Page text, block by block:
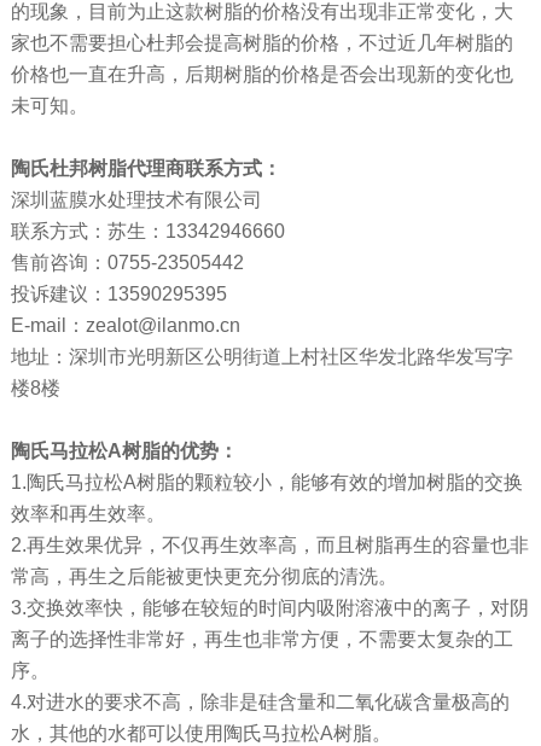
的现象，目前为止这款树脂的价格没有出现非正常变化，大
家也不需要担心杜邦会提高树脂的价格，不过近几年树脂的
价格也一直在升高，后期树脂的价格是否会出现新的变化也
未可知。
陶氏杜邦树脂代理商联系方式：
深圳蓝膜水处理技术有限公司
联系方式：苏生：13342946660
售前咨询：0755-23505442
投诉建议：13590295395
E-mail：zealot@ilanmo.cn
地址：深圳市光明新区公明街道上村社区华发北路华发写字
楼8楼
陶氏马拉松A树脂的优势：
1.陶氏马拉松A树脂的颗粒较小，能够有效的增加树脂的交换
效率和再生效率。
2.再生效果优异，不仅再生效率高，而且树脂再生的容量也非
常高，再生之后能被更快更充分彻底的清洗。
3.交换效率快，能够在较短的时间内吸附溶液中的离子，对阴
离子的选择性非常好，再生也非常方便，不需要太复杂的工
序。
4.对进水的要求不高，除非是硅含量和二氧化碳含量极高的
水，其他的水都可以使用陶氏马拉松A树脂。